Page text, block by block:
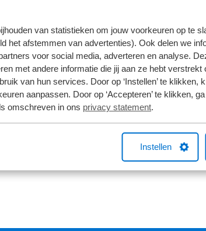
van statistieken om jouw voorkeuren op te
het afstemmen van advertenties). Ook delen we
voor social media, adverteren en analyse.
met andere informatie die jij aan ze hebt verstrekt
van hun services. Door op ‘Instellen’ te klikken,
aanpassen. Door op ‘Accepteren’ te klikken,
omschreven in ons privacy statement.
Instellen